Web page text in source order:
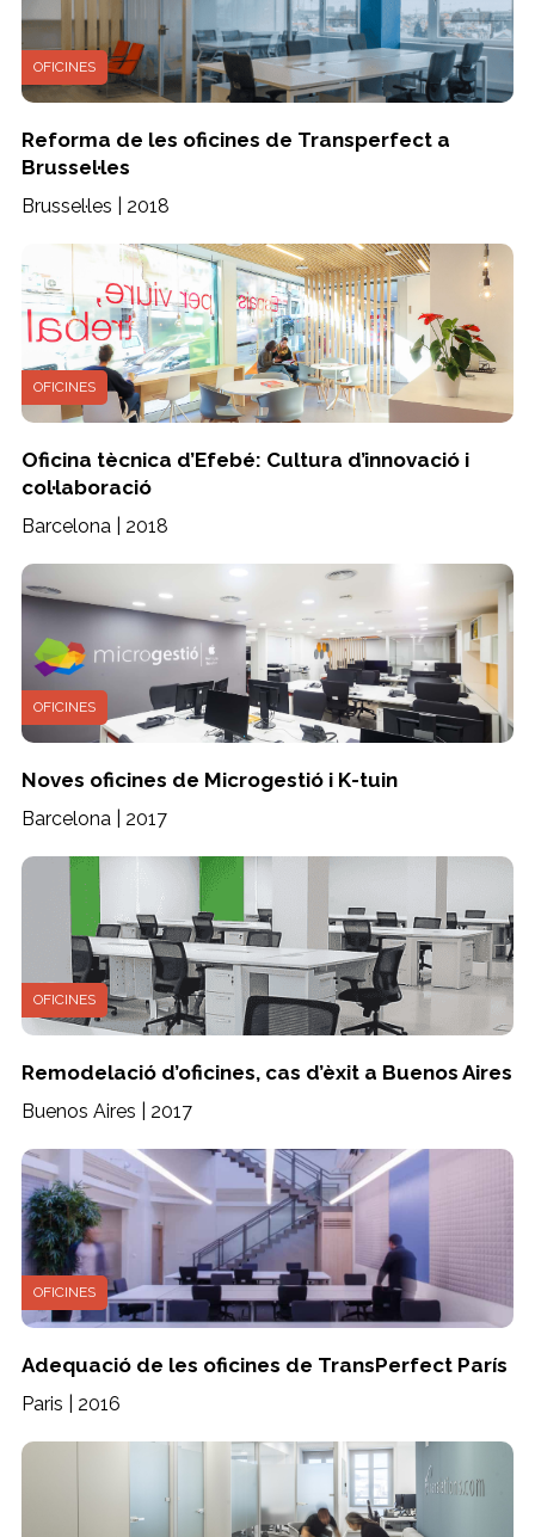
OFICINES
Reforma de les oficines de Transperfect a
Brussel·les
Brussel·les | 2018
OFICINES
Oficina tècnica d’Efebé: Cultura d’innovació i
col·laboració
Barcelona | 2018
OFICINES
Noves oficines de Microgestió i K-tuin
Barcelona | 2017
OFICINES
Remodelació d’oficines, cas d’èxit a Buenos Aires
Buenos Aires | 2017
OFICINES
Adequació de les oficines de TransPerfect París
Paris | 2016